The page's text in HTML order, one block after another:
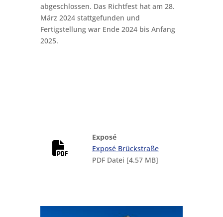
abgeschlossen. Das Richtfest hat am 28.
März 2024 stattgefunden und
Fertigstellung war Ende 2024 bis Anfang
2025.
Exposé
Exposé Brückstraße
PDF Datei [4.57 MB]